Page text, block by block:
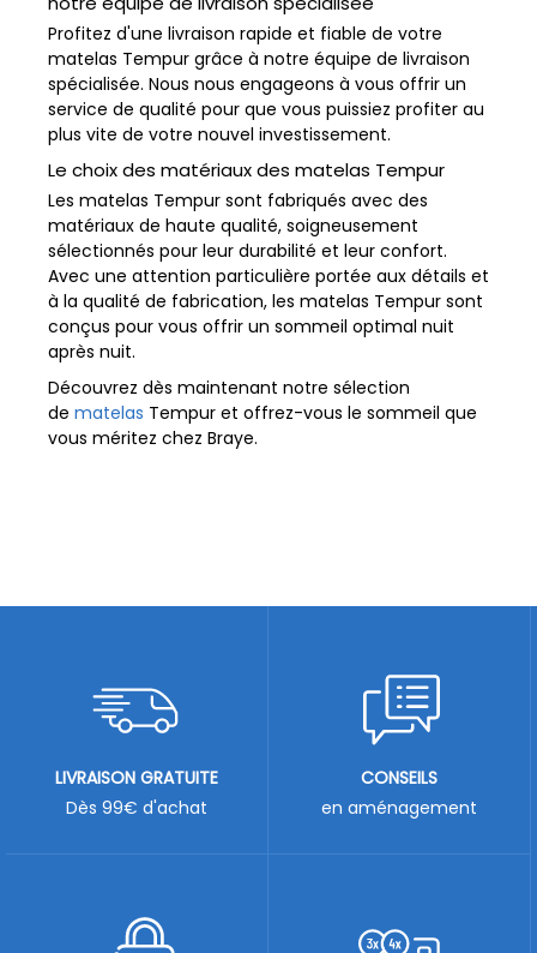
Profitez d'une livraison rapide et fiable de votre
matelas Tempur grâce à notre équipe de livraison
spécialisée. Nous nous engageons à vous offrir un
service de qualité pour que vous puissiez profiter au
plus vite de votre nouvel investissement.
Le choix des matériaux des matelas Tempur
Les matelas Tempur sont fabriqués avec des
matériaux de haute qualité, soigneusement
sélectionnés pour leur durabilité et leur confort.
Avec une attention particulière portée aux détails et
à la qualité de fabrication, les matelas Tempur sont
conçus pour vous offrir un sommeil optimal nuit
après nuit.
Découvrez dès maintenant notre sélection
de matelas Tempur et offrez-vous le sommeil que
vous méritez chez Braye.
LIVRAISON GRATUITE
Dès 99€ d'achat
CONSEILS
en aménagement